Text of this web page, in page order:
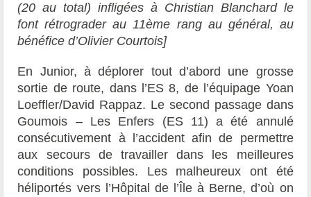
(20 au total) infligées à Christian Blanchard le
font rétrograder au 11ème rang au général, au
bénéfice d’Olivier Courtois]
En Junior, à déplorer tout d’abord une grosse
sortie de route, dans l’ES 8, de l’équipage Yoan
Loeffler/David Rappaz. Le second passage dans
Goumois – Les Enfers (ES 11) a été annulé
consécutivement à l’accident afin de permettre
aux secours de travailler dans les meilleures
conditions possibles. Les malheureux ont été
héliportés vers l’Hôpital de l’Île à Berne, d’où on